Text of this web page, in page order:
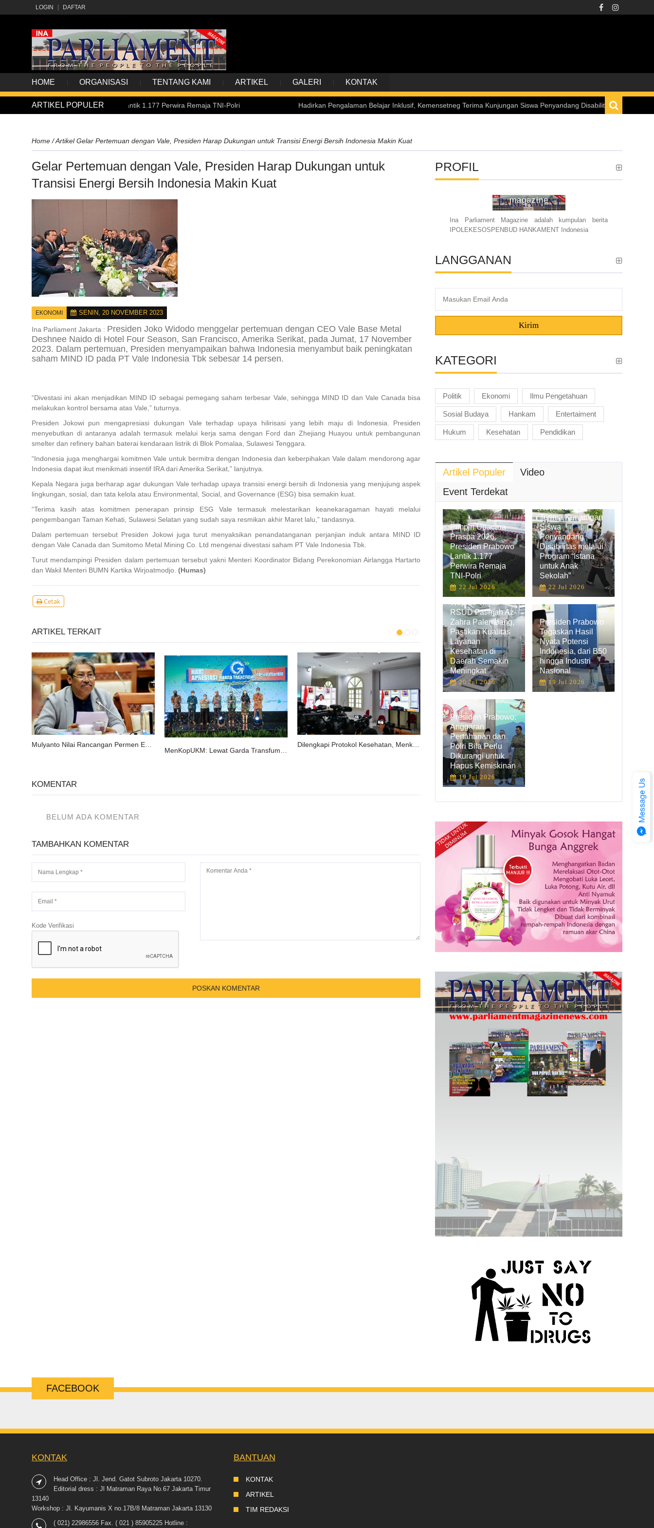
LOGIN DAFTAR
HOME ORGANISASI TENTANG KAMI ARTIKEL GALERI KONTAK
ARTIKEL POPULER
2026, Presiden Prabowo Lantik 1.177 Perwira Remaja TNI-Polri Hadirkan Pengalaman Belajar Inklusif, Kemensetneg Terima Kunjungan Siswa Penyandang Disabilitas melalui Program
Home /Artikel Gelar Pertemuan dengan Vale, Presiden Harap Dukungan untuk Transisi Energi Bersih Indonesia Makin Kuat
Gelar Pertemuan dengan Vale, Presiden Harap Dukungan untuk
Transisi Energi Bersih Indonesia Makin Kuat
EKONOMI SENIN, 20 NOVEMBER 2023
Ina Parliament Jakarta : Presiden Joko Widodo menggelar pertemuan dengan CEO Vale Base Metal
Deshnee Naido di Hotel Four Season, San Francisco, Amerika Serikat, pada Jumat, 17 November
2023. Dalam pertemuan, Presiden menyampaikan bahwa Indonesia menyambut baik peningkatan
saham MIND ID pada PT Vale Indonesia Tbk sebesar 14 persen.
“Divestasi ini akan menjadikan MIND ID sebagai pemegang saham terbesar Vale, sehingga MIND ID dan Vale Canada bisa
melakukan kontrol bersama atas Vale,” tuturnya.
Presiden Jokowi pun mengapresiasi dukungan Vale terhadap upaya hilirisasi yang lebih maju di Indonesia. Presiden
menyebutkan di antaranya adalah termasuk melalui kerja sama dengan Ford dan Zhejiang Huayou untuk pembangunan
smelter dan refinery bahan baterai kendaraan listrik di Blok Pomalaa, Sulawesi Tenggara.
“Indonesia juga menghargai komitmen Vale untuk bermitra dengan Indonesia dan keberpihakan Vale dalam mendorong agar
Indonesia dapat ikut menikmati insentif IRA dari Amerika Serikat,” lanjutnya.
Kepala Negara juga berharap agar dukungan Vale terhadap upaya transisi energi bersih di Indonesia yang menjujung aspek
lingkungan, sosial, dan tata kelola atau Environmental, Social, and Governance (ESG) bisa semakin kuat.
“Terima kasih atas komitmen penerapan prinsip ESG Vale termasuk melestarikan keanekaragaman hayati melalui
pengembangan Taman Kehati, Sulawesi Selatan yang sudah saya resmikan akhir Maret lalu,” tandasnya.
Dalam pertemuan tersebut Presiden Jokowi juga turut menyaksikan penandatanganan perjanjian induk antara MIND ID
dengan Vale Canada dan Sumitomo Metal Mining Co. Ltd mengenai divestasi saham PT Vale Indonesia Tbk.
Turut mendampingi Presiden dalam pertemuan tersebut yakni Menteri Koordinator Bidang Perekonomian Airlangga Hartarto
dan Wakil Menteri BUMN Kartika Wirjoatmodjo. (Humas)
Cetak
ARTIKEL TERKAIT
MenKopUKM: Lewat Garda Transfumi, Usaha Mikro Harus Bisa Bikin Business Plan
KOMENTAR
BELUM ADA KOMENTAR
TAMBAHKAN KOMENTAR
Kode Verifikasi
PROFIL
magazine
Ina Parliament Magazine adalah kumpulan berita
IPOLEKESOSPENBUD HANKAMENT Indonesia
LANGGANAN
Kirim
KATEGORI
Politik Ekonomi Ilmu Pengetahuan
Sosial Budaya Hankam Entertaiment
Hukum Kesehatan Pendidikan
Artikel Populer
Video
Event Terdekat
Pimpin Upacara
Praspa 2026,
Presiden Prabowo
Lantik 1.177
Perwira Remaja
TNI-Polri
22 Jul 2026
Hadirkan
Kemensetneg
Terima Kunjungan
Siswa
Penyandang
Disabilitas melalui
Program “Istana
untuk Anak
Sekolah”
22 Jul 2026
Wapres Tinjau
RSUD Fatimah Az-
Zahra Palembang,
Pastikan Kualitas
Layanan
Kesehatan di
Daerah Semakin
Meningkat
20 Jul 2026
Presiden Prabowo
Tegaskan Hasil
Nyata Potensi
Indonesia, dari B50
hingga Industri
Nasional
19 Jul 2026
Presiden Prabowo:
Anggaran
Pertahanan dan
Polri Bila Perlu
Dikurangi untuk
Hapus Kemiskinan
19 Jul 2026
FACEBOOK
KONTAK
Head Office : Jl. Jend. Gatot Subroto Jakarta 10270.
Editorial dress : Jl Matraman Raya No.67 Jakarta Timur
13140
Workshop : Jl. Kayumanis X no.17B/8 Matraman Jakarta 13130
( 021) 22986556 Fax. ( 021 ) 85905225 Hotline :
BANTUAN
KONTAK
ARTIKEL
TIM REDAKSI